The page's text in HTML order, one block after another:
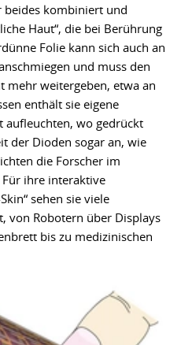
beides kombiniert und
Haut“, die bei Berührung
Folie kann sich auch an
und muss den
mehr weitergeben, etwa an
enthält sie eigene
aufleuchten, wo gedrückt
der Dioden sogar an, wie
die Forscher im
Für ihre interaktive
sehen sie viele
von Robotern über Displays
bis zu medizinischen